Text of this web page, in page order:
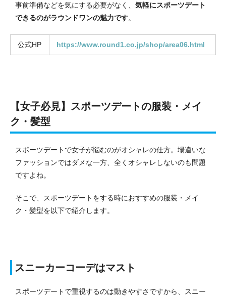
事前準備などを気にする必要がなく、 気軽にスポーツデート
できるのがラウンドワンの魅力です。
公式HP https://www.round1.co.jp/shop/area06.html
【女子必見】スポーツデートの服装・メイ
ク・髪型
スポーツデートで女子が悩むのがオシャレの仕方。 場違いな
ファッションではダメな一方、全くオシャレしないのも問題
ですよね。
そこで、スポーツデートをする時におすすめの服装・メイ
ク・髪型を以下で紹介します。
スニーカーコーデはマスト
スポーツデートで重視するのは動きやすさですから、スニー